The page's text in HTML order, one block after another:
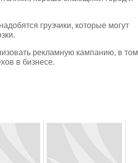
грузчики, которые могут
рекламную кампанию, в том
в бизнесе.